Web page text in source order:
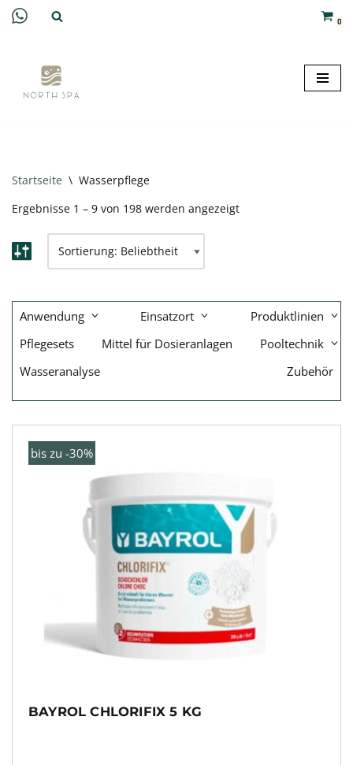
springen
0
Startseite \ Wasserpflege
Ergebnisse 1 – 9 von 198 werden angezeigt
Anwendung Einsatzort
Produktlinien
Pflegesets
Mittel für Dosieranlagen
Pooltechnik
Wasseranalyse
Zubehör
bis zu -30%
BAYROL CHLORIFIX 5 KG